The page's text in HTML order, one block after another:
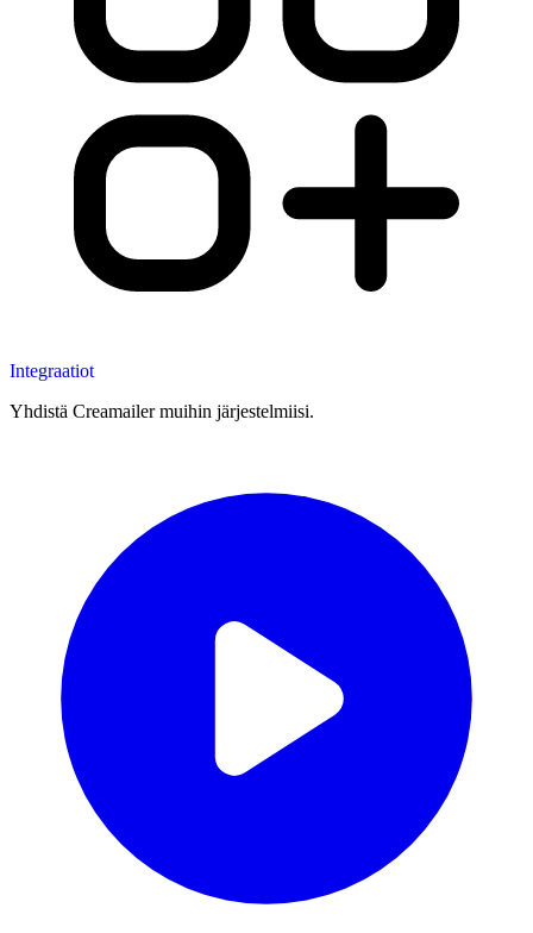
Integraatiot
Yhdistä Creamailer muihin järjestelmiisi.